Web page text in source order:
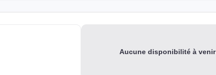
Aucune disponibilité à venir